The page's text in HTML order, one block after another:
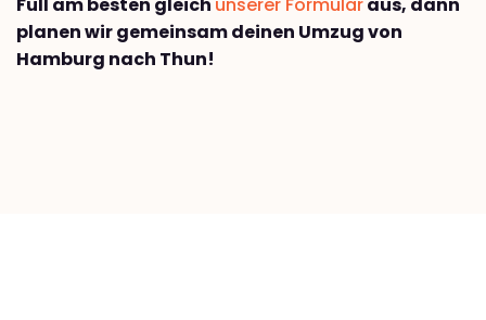
planen wir gemeinsam deinen Umzug von
Hamburg nach Thun!